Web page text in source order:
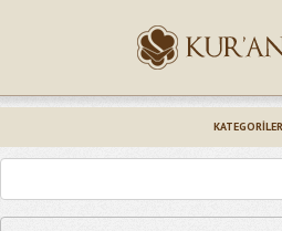
KATEGORILER
Epostanız (*)